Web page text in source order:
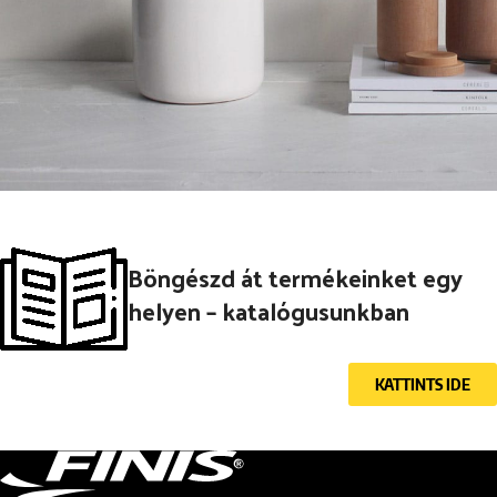
Accessories
Potenti parturient parturie
Böngészd át termékeinket egy
helyen – katalógusunkban
KATTINTS IDE